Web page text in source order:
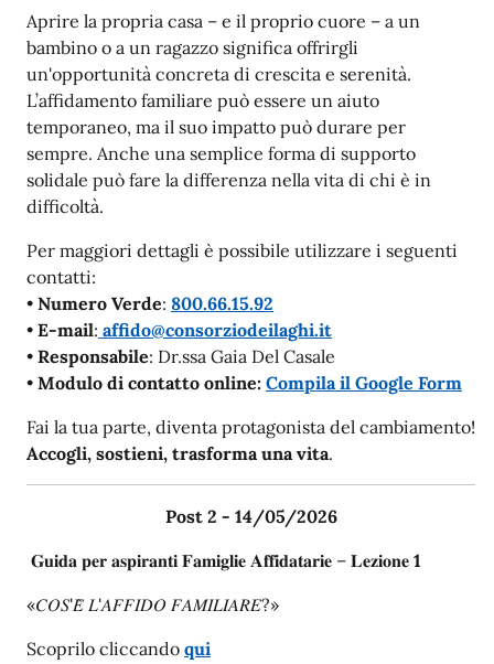
Aprire la propria casa – e il proprio cuore – a un
bambino o a un ragazzo significa offrirgli
un'opportunità concreta di crescita e serenità.
L’affidamento familiare può essere un aiuto
temporaneo, ma il suo impatto può durare per
sempre. Anche una semplice forma di supporto
solidale può fare la differenza nella vita di chi è in
difficoltà.
Per maggiori dettagli è possibile utilizzare i seguenti
contatti:
• Numero Verde: 800.66.15.92
• E-mail: affido@consorziodeilaghi.it
• Responsabile: Dr.ssa Gaia Del Casale
• Modulo di contatto online: Compila il Google Form
Fai la tua parte, diventa protagonista del cambiamento!
Accogli, sostieni, trasforma una vita.
Post 2 - 14/05/2026
𝐆𝐮𝐢𝐝𝐚 𝐩𝐞𝐫 𝐚𝐬𝐩𝐢𝐫𝐚𝐧𝐭𝐢 𝐅𝐚𝐦𝐢𝐠𝐥𝐢𝐞 𝐀𝐟𝐟𝐢𝐝𝐚𝐭𝐚𝐫𝐢𝐞 – 𝐋𝐞𝐳𝐢𝐨𝐧𝐞 1
«𝐶𝑂𝑆'𝐸̀ 𝐿'𝐴𝐹𝐹𝐼𝐷𝑂 𝐹𝐴𝑀𝐼𝐿𝐼𝐴𝑅𝐸?»
Scoprilo cliccando qui